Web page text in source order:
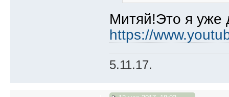
Митяй!Это я уже
https://
5.11.17.